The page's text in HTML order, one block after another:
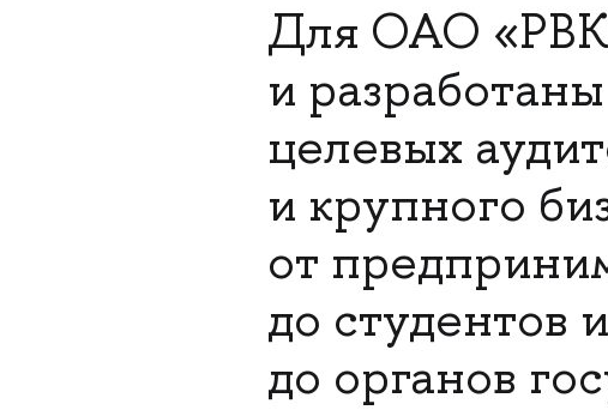
Для ОАО
и
целевых
и крупного
от
до студентов
до органов